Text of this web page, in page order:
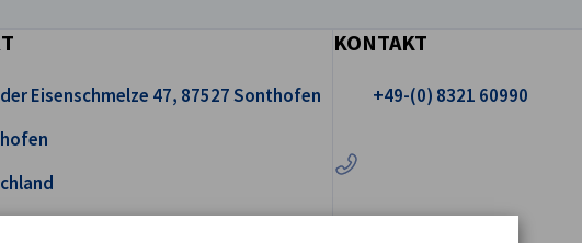
Eisenschmelze 47, 87527 Sonthofen
KONTAKT
Rufen Sie uns an!
+49-(0) 8321 60990